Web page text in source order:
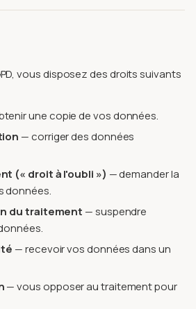
vous disposez des droits suivants
une copie de vos données.
— corriger des données
(« droit à l'oubli ») — demander la
données.
du traitement — suspendre
— recevoir vos données dans un
— vous opposer au traitement pour